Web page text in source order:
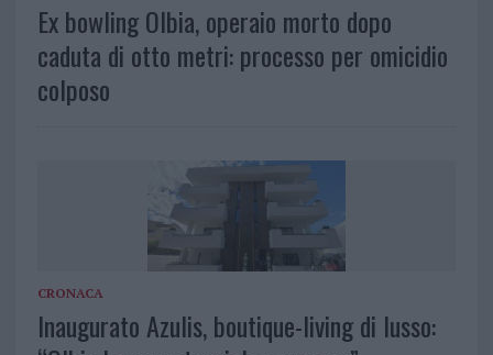
Ex bowling Olbia, operaio morto dopo
caduta di otto metri: processo per omicidio
colposo
CRONACA
Inaugurato Azulis, boutique-living di lusso: